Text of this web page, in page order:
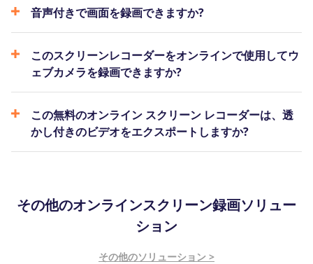
音声付きで画面を録画できますか?
このスクリーンレコーダーをオンラインで使用してウ
ェブカメラを録画できますか?
この無料のオンライン スクリーン レコーダーは、透
かし付きのビデオをエクスポートしますか?
その他のオンラインスクリーン録画ソリュー
ション
その他のソリューション >